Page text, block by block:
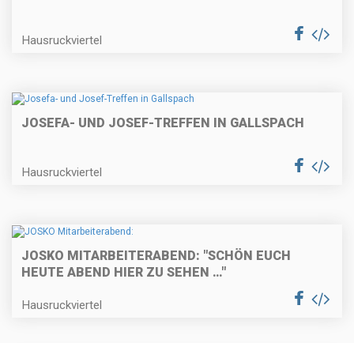
Hausruckviertel
JOSEFA- UND JOSEF-TREFFEN IN GALLSPACH
Hausruckviertel
JOSKO MITARBEITERABEND: "SCHÖN EUCH
HEUTE ABEND HIER ZU SEHEN …"
Hausruckviertel